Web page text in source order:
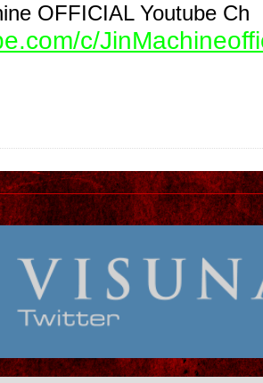
OFFICIAL Youtube
c/